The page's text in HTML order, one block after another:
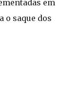
em
o saque dos